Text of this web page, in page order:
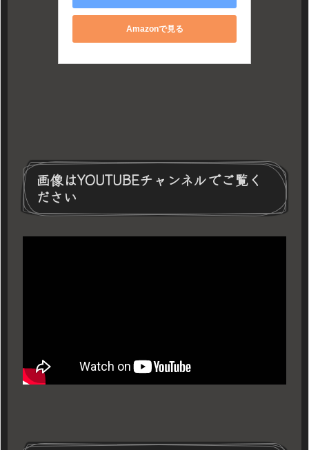
Amazonで見る
画像はYOUTUBEチャンネルでご覧く
ださい